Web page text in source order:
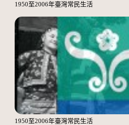
1950至2006年臺灣常民生活
1950至2006年臺灣常民生活